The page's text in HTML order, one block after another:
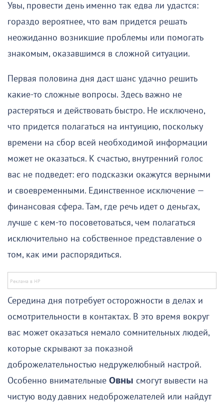
Увы, провести день именно так едва ли удастся:
гораздо вероятнее, что вам придется решать
неожиданно возникшие проблемы или помогать
знакомым, оказавшимся в сложной ситуации.
Первая половина дня даст шанс удачно решить
какие-то сложные вопросы. Здесь важно не
растеряться и действовать быстро. Не исключено,
что придется полагаться на интуицию, поскольку
времени на сбор всей необходимой информации
может не оказаться. К счастью, внутренний голос
вас не подведет: его подсказки окажутся верными
и своевременными. Единственное исключение —
финансовая сфера. Там, где речь идет о деньгах,
лучше с кем-то посоветоваться, чем полагаться
исключительно на собственное представление о
том, как ими распорядиться.
Середина дня потребует осторожности в делах и
осмотрительности в контактах. В это время вокруг
вас может оказаться немало сомнительных людей,
которые скрывают за показной
доброжелательностью недружелюбный настрой.
Особенно внимательные Овны смогут вывести на
чистую воду давних недоброжелателей или найдут